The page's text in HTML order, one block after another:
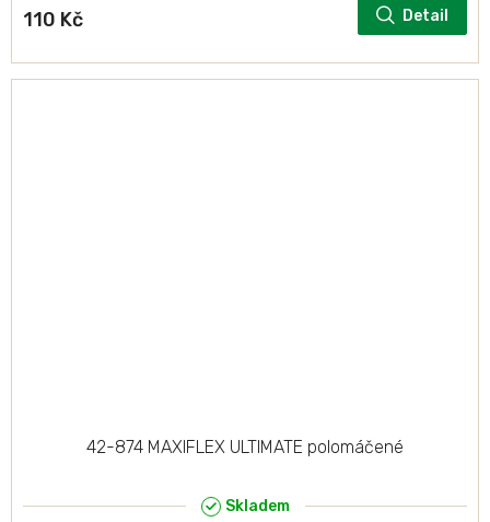
110 Kč Detail
42-874 MAXIFLEX ULTIMATE polomáčené
Skladem